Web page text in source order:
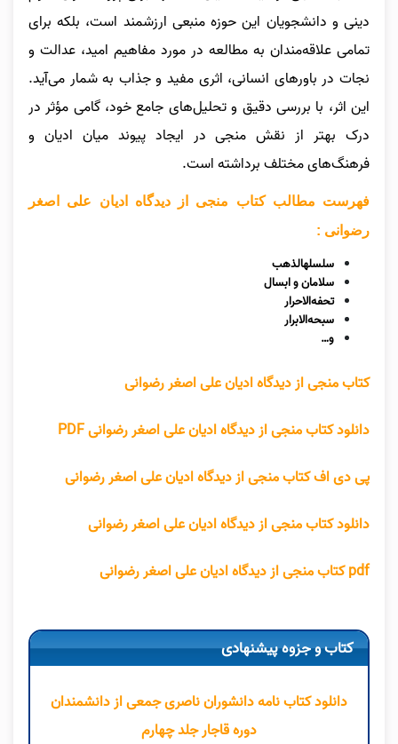
دینی و دانشجویان این حوزه منبعی ارزشمند است، بلکه برای
تمامی علاقه‌مندان به مطالعه در مورد مفاهیم امید، عدالت و
نجات در باورهای انسانی، اثری مفید و جذاب به شمار می‌آید.
این اثر، با بررسی دقیق و تحلیل‌های جامع خود، گامی مؤثر در
درک بهتر از نقش منجی در ایجاد پیوند میان ادیان و
فرهنگ‌های مختلف برداشته است.
فهرست مطالب کتاب منجی از دیدگاه ادیان علی اصغر
رضوانی :
سلسلهالذهب
سلامان و ابسال
تحفه‌الاحرار
سبحه‌الابرار
و…
کتاب منجی از دیدگاه ادیان علی اصغر رضوانی
دانلود کتاب منجی از دیدگاه ادیان علی اصغر رضوانی PDF
پی دی اف کتاب منجی از دیدگاه ادیان علی اصغر رضوانی
دانلود کتاب منجی از دیدگاه ادیان علی اصغر رضوانی
pdf کتاب منجی از دیدگاه ادیان علی اصغر رضوانی
کتاب و جزوه پیشنهادی
دانلود کتاب نامه دانشوران ناصری جمعی از دانشمندان
دوره قاجار جلد چهارم